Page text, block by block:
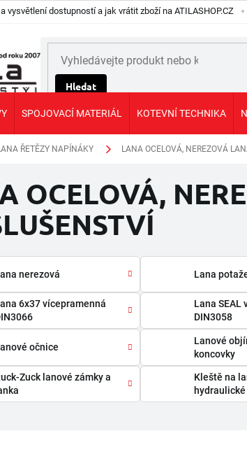
vysvětlení dostupností a jak vrátit zboží na ATILASHOP.CZ
Hledat
SPOJOVACÍ MATERIÁL KOTEVNÍ TECHNIKA
ŘETĚZY NAPÍNÁKY LANA OCELOVÁ, NEREZOVÁ
OCELOVÁ,
nerezová Lana
6x37 vícepramenná
Lana SEAL
DIN3058
očnice
Lanové
koncovky
Zuck lanové zámky a
Kleště na
hydraulické